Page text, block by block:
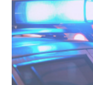
NOTICIAS